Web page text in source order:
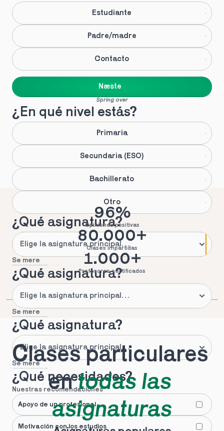
Estudiante
Padre/madre
Contacto
Næste
Spring over
¿En qué nivel estás?
Primaria
Secundaria (ESO)
Bachillerato
Otro
¿Qué asignatura?
Se mere
¿Qué asignatura?
Se mere
¿Qué asignatura?
Se mere
¿Qué necesidades?
Nuestras recomendaciones
Apoyo de un profesional
Motivación con los estudios
96%
Opiniones positivas
80.000+
Clases impartidas
1.000+
Profesores certificados
Clases particulares
en todas las
asignaturas